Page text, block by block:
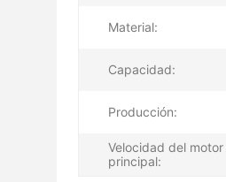
Material:
Capacidad:
Producción:
Velocidad del motor
principal: